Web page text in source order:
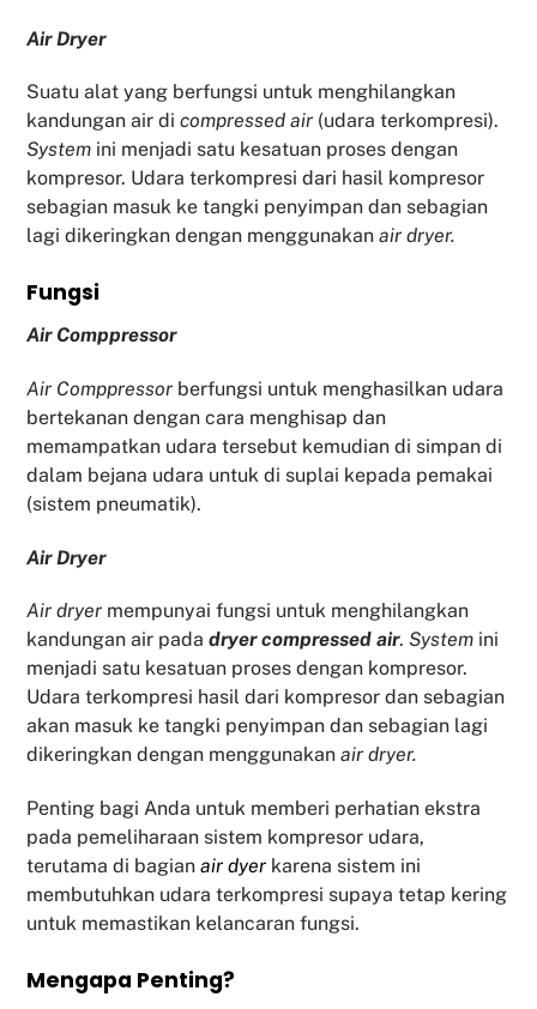
Air Dryer
Suatu alat yang berfungsi untuk menghilangkan
kandungan air dicompressed air (udara terkompresi).
System ini menjadi satu kesatuan proses dengan
kompresor. Udara terkompresi dari hasil kompresor
sebagian masuk ke tangki penyimpan dan sebagian
lagi dikeringkan dengan menggunakan air dryer.
Fungsi
Air Comppressor
Air Comppressor berfungsi untuk menghasilkan udara
bertekanan dengan cara menghisap dan
memampatkan udara tersebut kemudian di simpan di
dalam bejana udara untuk di suplai kepada pemakai
(sistem pneumatik).
Air Dryer
Air dryer mempunyai fungsi untuk menghilangkan
kandungan air padadryer compressed air.System ini
menjadi satu kesatuan proses dengan kompresor.
Udara terkompresi hasil dari kompresor dan sebagian
akan masuk ke tangki penyimpan dan sebagian lagi
dikeringkan dengan menggunakanair dryer.
Penting bagi Anda untuk memberi perhatian ekstra
pada pemeliharaan sistem kompresor udara,
terutama di bagianair dyer karena sistem ini
membutuhkan udara terkompresi supaya tetap kering
untuk memastikan kelancaran fungsi.
Mengapa Penting?